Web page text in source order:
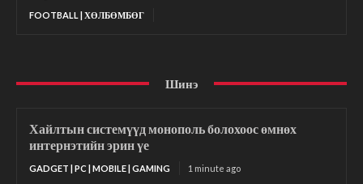
FOOTBALL | ХӨЛБӨМБӨГ
Шинэ
Хайлтын системүүд монополь болохоос өмнөх
интернэтийн эрин үе
GADGET | PC | MOBILE | GAMING 1 minute ago